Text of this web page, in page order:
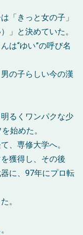
「きっと女の子」
」と決めていた。
は“ゆい”の呼び名
の子らしい今の漢
るくワンパクな少
始めた。
、専修大学へ。
獲得し、その後
に、97年にプロ転
。